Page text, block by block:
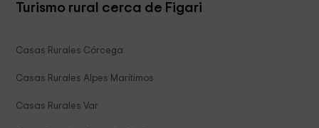
Turismo rural cerca de Figari
Casas Rurales Córcega
Casas Rurales Alpes Marítimos
Casas Rurales Var